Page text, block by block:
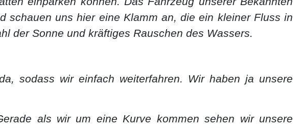
schauen uns hier eine Klamm an, die ein kleiner Fluss in
der Sonne und kräftiges Rauschen des Wassers.
sodass wir einfach weiterfahren. Wir haben ja unsere
als wir um eine Kurve kommen sehen wir unsere